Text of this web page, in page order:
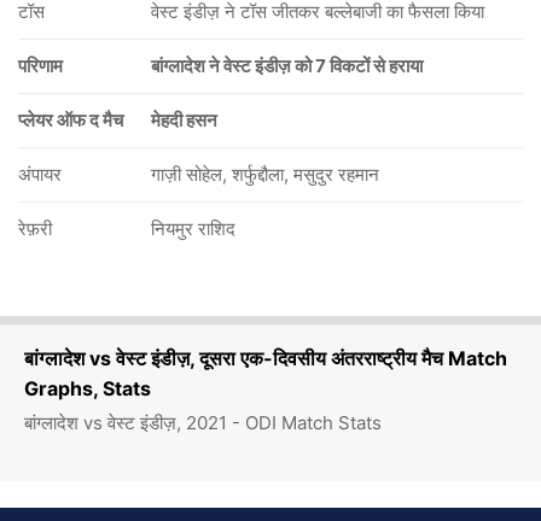
बांग्लादेश vs वेस्ट इंडीज़, दूसरा एक-दिवसीय अंतरराष्ट्रीय मैच Match
Graphs, Stats
बांग्लादेश vs वेस्ट इंडीज़, 2021 - ODI Match Stats
टॉस वेस्ट इंडीज़ ने टॉस जीतकर बल्लेबाजी का फैसला किया
परिणाम बांग्लादेश ने वेस्ट इंडीज़ को 7 विकटों से हराया
प्लेयर ऑफ द मैच मेहदी हसन
अंपायर गाज़ी सोहेल, शर्फुद्दौला, मसुदुर रहमान
रेफ़री नियमुर राशिद